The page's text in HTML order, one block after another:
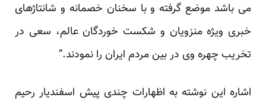
می باشد موضع گرفته و با سخنان خصمانه و شانتاژهای
خبری ویژه منزویان و شکست خوردگان عالم، سعی در
تخریب چهره وی در بین مردم ایران را نمودند.”
اشاره این نوشته به اظهارات چندی پیش اسفندیار رحیم